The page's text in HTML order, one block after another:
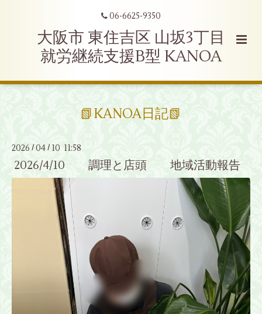
06-6625-9350
大阪市 東住吉区 山坂3丁目
就労継続支援B型 KANOA
📗KANOA日記📗
2026 /04 / 10 11:58
2026/4/10 調理と店頭 地域活動報告